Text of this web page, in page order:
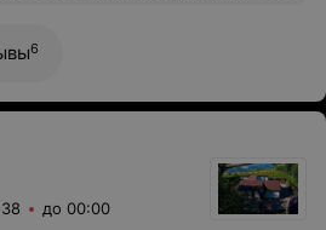
услугами этой гостиницы
6
до 00:00